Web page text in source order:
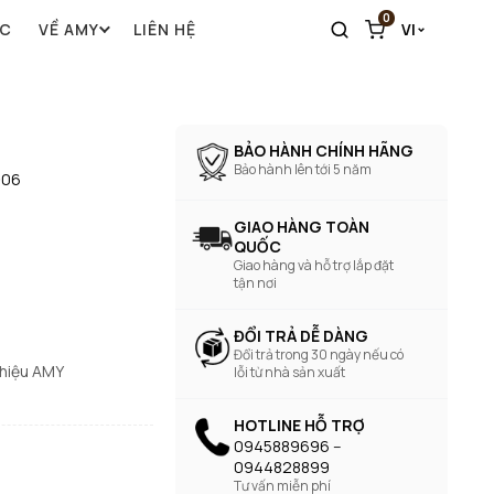
VỀ AMY LIÊN HỆ
0
VI
AMY
BẢO HÀNH CHÍNH HÃNG
Bảo hành lên tới 5 năm
GIAO HÀNG TOÀN
QUỐC
Giao hàng và hỗ trợ lắp đặt
tận nơi
ĐỔI TRẢ DỄ DÀNG
Đổi trả trong 30 ngày nếu có
lỗi từ nhà sản xuất
HOTLINE HỖ TRỢ
0945889696 --
0944828899
Tư vấn miễn phí